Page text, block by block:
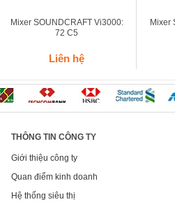
Mixer SOUNDCRAFT Vi3000:
72 C5
Liên hệ
Mixer
THÔNG TIN CÔNG TY
Giới thiệu công ty
Quan điểm kinh doanh
Hệ thống siêu thị